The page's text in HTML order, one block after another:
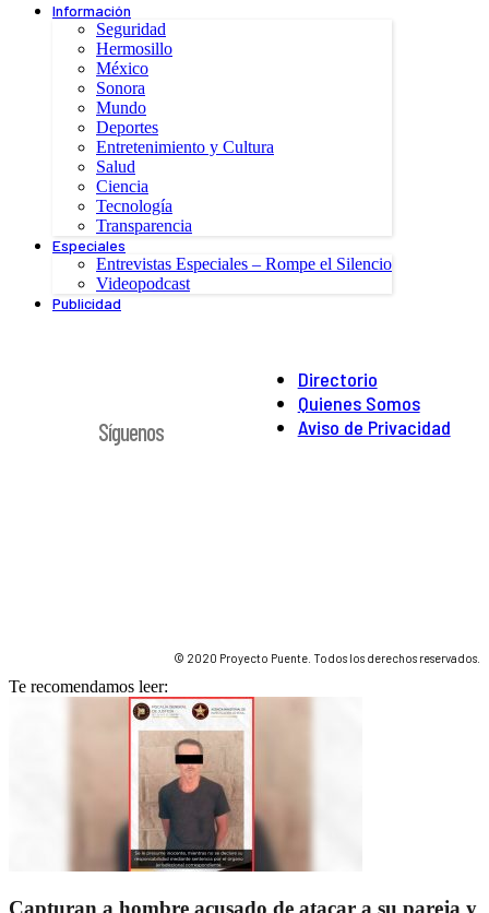
Información
Seguridad
Hermosillo
México
Sonora
Mundo
Deportes
Entretenimiento y Cultura
Salud
Ciencia
Tecnología
Transparencia
Especiales
Entrevistas Especiales – Rompe el Silencio
Videopodcast
Publicidad
Directorio
Quienes Somos
Aviso de Privacidad
Síguenos
© 2020 Proyecto Puente. Todos los derechos reservados.
Te recomendamos leer:
Capturan a hombre acusado de atacar a su pareja y